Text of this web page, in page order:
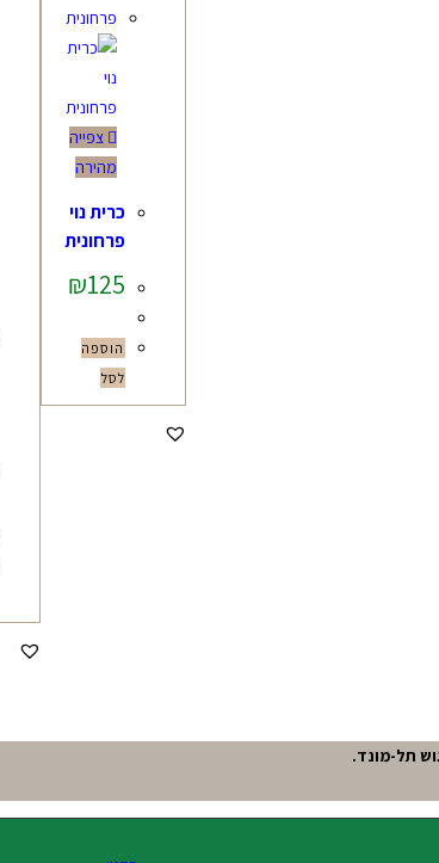
צפייה
מהירה
כרית נוי
פרחונית
₪125
הוספה
לסל